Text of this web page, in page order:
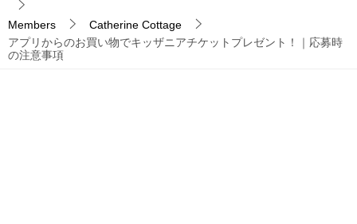
Members
Catherine Cottage
アプリからのお買い物でキッザニアチケットプレゼント！｜応募時
の注意事項